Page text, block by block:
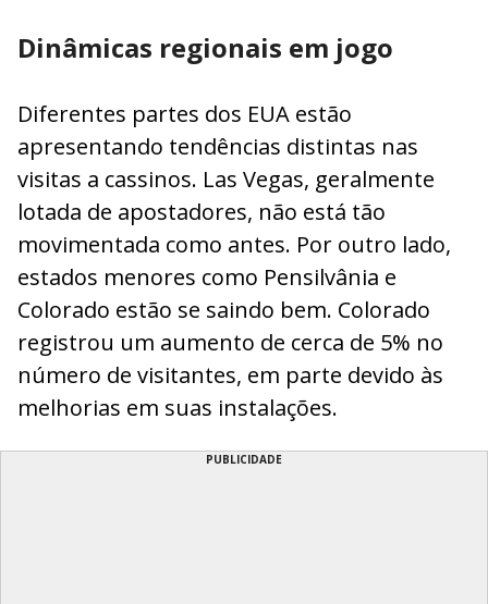
Dinâmicas regionais em jogo
Diferentes partes dos EUA estão
apresentando tendências distintas nas
visitas a cassinos. Las Vegas, geralmente
lotada de apostadores, não está tão
movimentada como antes. Por outro lado,
estados menores como Pensilvânia e
Colorado estão se saindo bem. Colorado
registrou um aumento de cerca de 5% no
número de visitantes, em parte devido às
melhorias em suas instalações.
PUBLICIDADE